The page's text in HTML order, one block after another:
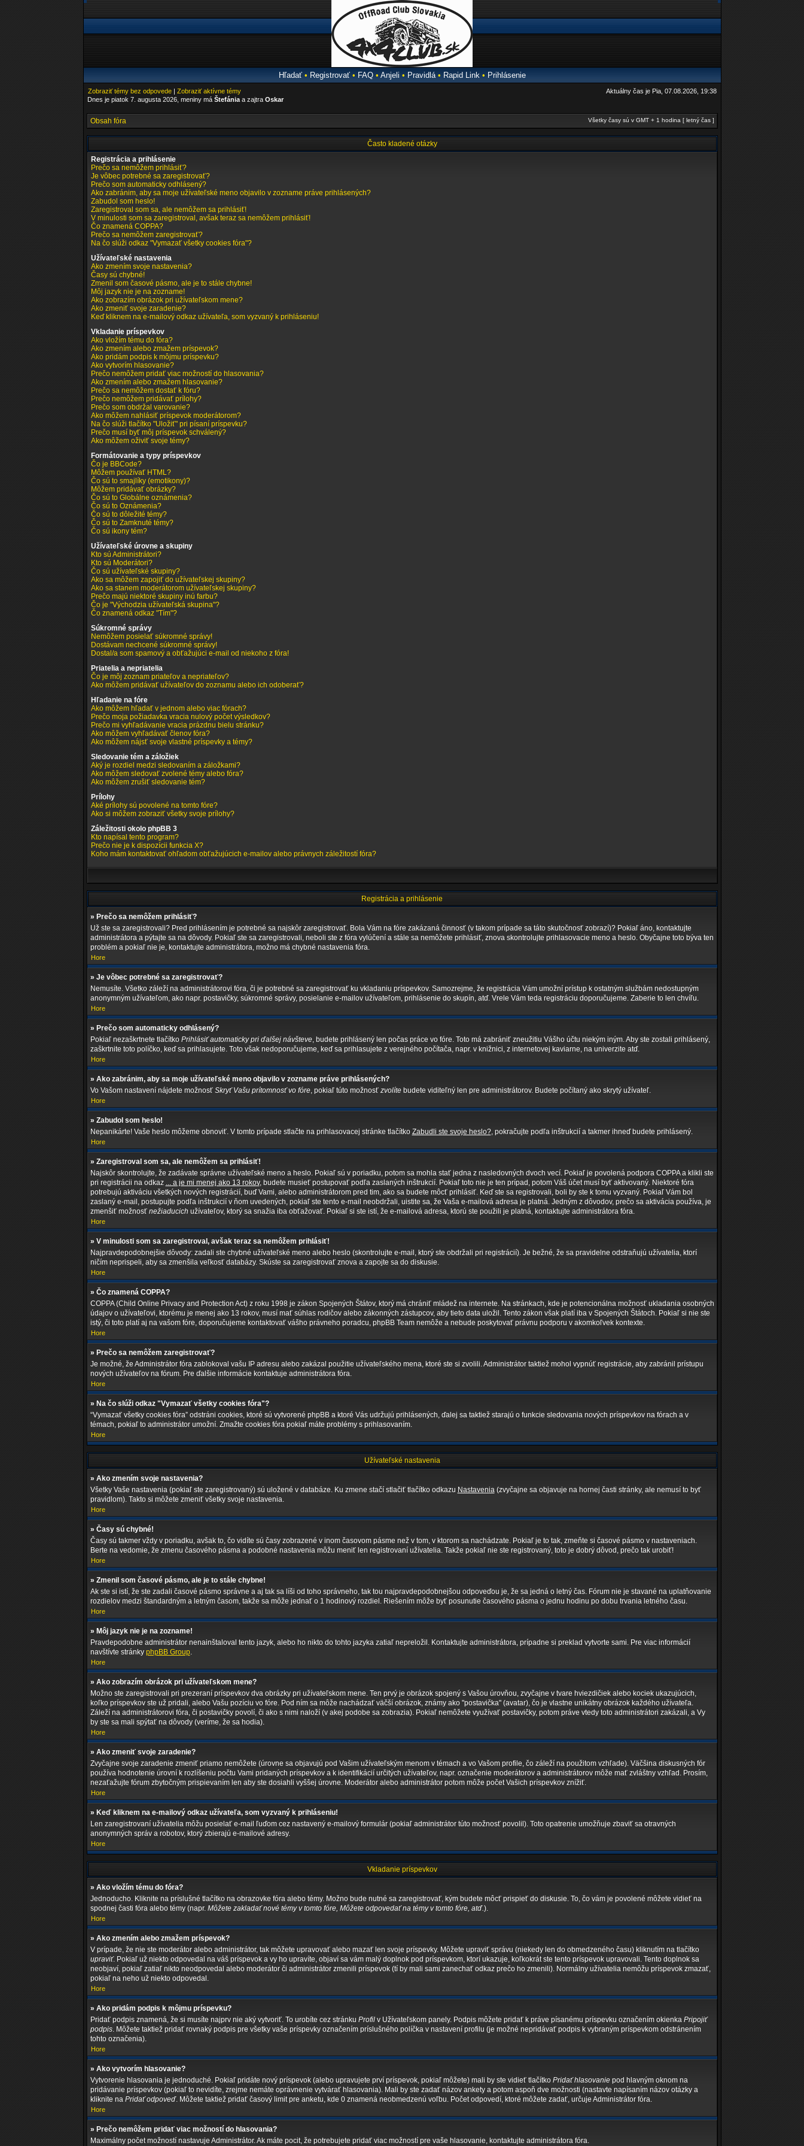
Hľadať• Registrovať• FAQ• Anjeli • Pravidlá• Rapid Link • Prihlásenie
Zobraziť témy bez odpovede| Zobraziť aktívne témy
Aktuálny čas je Pia, 07.08.2026, 19:38
Dnes je piatok 7. augusta 2026, meniny má Štefániaa zajtra Oskar
Obsah fóra Všetky časy sú v GMT + 1 hodina [ letný čas ]
Často kladené otázky
Registrácia a prihlásenie
Prečo sa nemôžem prihlásiť?
Je vôbec potrebné sa zaregistrovať?
Prečo som automaticky odhlásený?
Ako zabránim, aby sa moje užívateľské meno objavilo v zozname práve prihlásených?
Zabudol som heslo!
Zaregistroval som sa, ale nemôžem sa prihlásiť!
V minulosti som sa zaregistroval, avšak teraz sa nemôžem prihlásiť!
Čo znamená COPPA?
Prečo sa nemôžem zaregistrovať?
Na čo slúži odkaz "Vymazať všetky cookies fóra"?
Užívateľské nastavenia
Ako zmením svoje nastavenia?
Časy sú chybné!
Zmenil som časové pásmo, ale je to stále chybne!
Môj jazyk nie je na zozname!
Ako zobrazím obrázok pri užívateľskom mene?
Ako zmeniť svoje zaradenie?
Keď kliknem na e-mailový odkaz užívateľa, som vyzvaný k prihláseniu!
Vkladanie príspevkov
Ako vložím tému do fóra?
Ako zmením alebo zmažem príspevok?
Ako pridám podpis k môjmu príspevku?
Ako vytvorím hlasovanie?
Prečo nemôžem pridať viac možností do hlasovania?
Ako zmením alebo zmažem hlasovanie?
Prečo sa nemôžem dostať k fóru?
Prečo nemôžem pridávať prílohy?
Prečo som obdržal varovanie?
Ako môžem nahlásiť príspevok moderátorom?
Na čo slúži tlačítko "Uložiť" pri písaní príspevku?
Prečo musí byť môj príspevok schválený?
Ako môžem oživiť svoje témy?
Formátovanie a typy príspevkov
Čo je BBCode?
Môžem používať HTML?
Čo sú to smajlíky (emotikony)?
Môžem pridávať obrázky?
Čo sú to Globálne oznámenia?
Čo sú to Oznámenia?
Čo sú to dôležité témy?
Čo sú to Zamknuté témy?
Čo sú ikony tém?
Užívateľské úrovne a skupiny
Kto sú Administrátori?
Kto sú Moderátori?
Čo sú užívateľské skupiny?
Ako sa môžem zapojiť do užívateľskej skupiny?
Ako sa stanem moderátorom užívateľskej skupiny?
Prečo majú niektoré skupiny inú farbu?
Čo je "Východzia užívateľská skupina"?
Čo znamená odkaz "Tím"?
Súkromné správy
Nemôžem posielať súkromné správy!
Dostávam nechcené súkromné správy!
Dostal/a som spamový a obťažujúci e-mail od niekoho z fóra!
Priatelia a nepriatelia
Čo je môj zoznam priateľov a nepriateľov?
Ako môžem pridávať užívateľov do zoznamu alebo ich odoberať?
Hľadanie na fóre
Ako môžem hľadať v jednom alebo viac fórach?
Prečo moja požiadavka vracia nulový počet výsledkov?
Prečo mi vyhľadávanie vracia prázdnu bielu stránku?
Ako môžem vyhľadávať členov fóra?
Ako môžem nájsť svoje vlastné príspevky a témy?
Sledovanie tém a záložiek
Aký je rozdiel medzi sledovaním a záložkami?
Ako môžem sledovať zvolené témy alebo fóra?
Ako môžem zrušiť sledovanie tém?
Prílohy
Aké prílohy sú povolené na tomto fóre?
Ako si môžem zobraziť všetky svoje prílohy?
Záležitosti okolo phpBB 3
Kto napísal tento program?
Prečo nie je k dispozícii funkcia X?
Koho mám kontaktovať ohľadom obťažujúcich e-mailov alebo právnych záležitostí fóra?
Registrácia a prihlásenie
» Prečo sa nemôžem prihlásiť?
Už ste sa zaregistrovali? Pred prihlásením je potrebné sa najskôr zaregistrovať. Bola Vám na fóre zakázaná činnosť (v takom prípade sa táto skutočnosť zobrazí)? Pokiaľ áno, kontaktujte
administrátora a pýtajte sa na dôvody. Pokiaľ ste sa zaregistrovali, neboli ste z fóra vylúčení a stále sa nemôžete prihlásiť, znova skontrolujte prihlasovacie meno a heslo. Obyčajne toto býva ten
problém a pokiaľ nie je, kontaktujte administrátora, možno má chybné nastavenia fóra.
Hore
» Je vôbec potrebné sa zaregistrovať?
Nemusíte. Všetko záleží na administrátorovi fóra, či je potrebné sa zaregistrovať ku vkladaniu príspevkov. Samozrejme, že registrácia Vám umožní prístup k ostatným službám nedostupným
anonymným užívateľom, ako napr. postavičky, súkromné správy, posielanie e-mailov užívateľom, prihlásenie do skupín, atď. Vrele Vám teda registráciu doporučujeme. Zaberie to len chvíľu.
Hore
» Prečo som automaticky odhlásený?
Pokiaľ nezaškrtnete tlačítko Prihlásiť automaticky pri ďalšej návšteve, budete prihlásený len počas práce vo fóre. Toto má zabrániť zneužitiu Vášho účtu niekým iným. Aby ste zostali prihlásený,
zaškrtnite toto políčko, keď sa prihlasujete. Toto však nedoporučujeme, keď sa prihlasujete z verejného počítača, napr. v knižnici, z internetovej kaviarne, na univerzite atď.
Hore
» Ako zabránim, aby sa moje užívateľské meno objavilo v zozname práve prihlásených?
Vo Vašom nastavení nájdete možnosť Skryť Vašu prítomnosť vo fóre, pokiaľ túto možnosť zvolítebudete viditeľný len pre administrátorov. Budete počítaný ako skrytý užívateľ.
Hore
» Zabudol som heslo!
Nepanikárte! Vaše heslo môžeme obnoviť. V tomto prípade stlačte na prihlasovacej stránke tlačítko Zabudli ste svoje heslo?, pokračujte podľa inštrukcií a takmer ihneď budete prihlásený.
Hore
» Zaregistroval som sa, ale nemôžem sa prihlásiť!
Najskôr skontrolujte, že zadávate správne užívateľské meno a heslo. Pokiaľ sú v poriadku, potom sa mohla stať jedna z nasledovných dvoch vecí. Pokiaľ je povolená podpora COPPA a klikli ste
pri registrácii na odkaz ... a je mi menej ako 13 rokov, budete musieť postupovať podľa zaslaných inštrukcií. Pokiaľ toto nie je ten prípad, potom Váš účet musí byť aktivovaný. Niektoré fóra
potrebujú aktiváciu všetkých nových registrácií, buď Vami, alebo administrátorom pred tim, ako sa budete môcť prihlásiť. Keď ste sa registrovali, boli by ste k tomu vyzvaný. Pokiaľ Vám bol
zaslaný e-mail, postupujte podľa inštrukcií v ňom uvedených, pokiaľ ste tento e-mail neobdržali, uistite sa, že Vaša e-mailová adresa je platná. Jedným z dôvodov, prečo sa aktivácia používa, je
zmenšiť možnosť nežiaducich užívateľov, ktorý sa snažia iba obťažovať. Pokiaľ si ste istí, že e-mailová adresa, ktorú ste použili je platná, kontaktujte administrátora fóra.
Hore
» V minulosti som sa zaregistroval, avšak teraz sa nemôžem prihlásiť!
Najpravdepodobnejšie dôvody: zadali ste chybné užívateľské meno alebo heslo (skontrolujte e-mail, ktorý ste obdržali pri registrácií). Je bežné, že sa pravidelne odstraňujú užívatelia, ktorí
ničím neprispeli, aby sa zmenšila veľkosť databázy. Skúste sa zaregistrovať znova a zapojte sa do diskusie.
Hore
» Čo znamená COPPA?
COPPA (Child Online Privacy and Protection Act) z roku 1998 je zákon Spojených Štátov, ktorý má chrániť mládež na internete. Na stránkach, kde je potencionálna možnosť ukladania osobných
údajov o užívateľovi, ktorému je menej ako 13 rokov, musí mať súhlas rodičov alebo zákonných zástupcov, aby tieto data uložil. Tento zákon však platí iba v Spojených Štátoch. Pokiaľ si nie ste
istý, či toto platí aj na vašom fóre, doporučujeme kontaktovať vášho právneho poradcu, phpBB Team nemôže a nebude poskytovať právnu podporu v akomkoľvek kontexte.
Hore
» Prečo sa nemôžem zaregistrovať?
Je možné, že Administrátor fóra zablokoval vašu IP adresu alebo zakázal použitie užívateľského mena, ktoré ste si zvolili. Administrátor taktiež mohol vypnúť registrácie, aby zabránil prístupu
nových užívateľov na fórum. Pre ďalšie informácie kontaktuje administrátora fóra.
Hore
» Na čo slúži odkaz "Vymazať všetky cookies fóra"?
“Vymazať všetky cookies fóra” odstráni cookies, ktoré sú vytvorené phpBB a ktoré Vás udržujú prihlásených, ďalej sa taktiež starajú o funkcie sledovania nových príspevkov na fórach a v
témach, pokiaľ to administrátor umožní. Zmažte cookies fóra pokiaľ máte problémy s prihlasovaním.
Hore
Užívateľské nastavenia
» Ako zmením svoje nastavenia?
Všetky Vaše nastavenia (pokiaľ ste zaregistrovaný) sú uložené v databáze. Ku zmene stačí stlačiť tlačítko odkazu Nastavenia(zvyčajne sa objavuje na hornej časti stránky, ale nemusí to byť
pravidlom). Takto si môžete zmeniť všetky svoje nastavenia.
Hore
» Časy sú chybné!
Časy sú takmer vždy v poriadku, avšak to, čo vidíte sú časy zobrazené v inom časovom pásme než v tom, v ktorom sa nachádzate. Pokiaľ je to tak, zmeňte si časové pásmo v nastaveniach.
Berte na vedomie, že zmenu časového pásma a podobné nastavenia môžu meniť len registrovaní užívatelia. Takže pokiaľ nie ste registrovaný, toto je dobrý dôvod, prečo tak urobiť!
Hore
» Zmenil som časové pásmo, ale je to stále chybne!
Ak ste si istí, že ste zadali časové pásmo správne a aj tak sa líši od toho správneho, tak tou najpravdepodobnejšou odpoveďou je, že sa jedná o letný čas. Fórum nie je stavané na uplatňovanie
rozdielov medzi štandardným a letným časom, takže sa môže jednať o 1 hodinový rozdiel. Riešením môže byť posunutie časového pásma o jednu hodinu po dobu trvania letného času.
Hore
» Môj jazyk nie je na zozname!
Pravdepodobne administrátor nenainštaloval tento jazyk, alebo ho nikto do tohto jazyka zatiaľ nepreložil. Kontaktujte administrátora, prípadne si preklad vytvorte sami. Pre viac informácií
navštívte stránky phpBB Group.
Hore
» Ako zobrazím obrázok pri užívateľskom mene?
Možno ste zaregistrovali pri prezeraní príspevkov dva obrázky pri užívateľskom mene. Ten prvý je obrázok spojený s Vašou úrovňou, zvyčajne v tvare hviezdičiek alebo kociek ukazujúcich,
koľko príspevkov ste už pridali, alebo Vašu pozíciu vo fóre. Pod ním sa môže nachádzať väčší obrázok, známy ako "postavička" (avatar), čo je vlastne unikátny obrázok každého užívateľa.
Záleží na administrátorovi fóra, či postavičky povolí, či ako s nimi naloží (v akej podobe sa zobrazia). Pokiaľ nemôžete využívať postavičky, potom práve vtedy toto administrátori zakázali, a Vy
by ste sa mali spýtať na dôvody (veríme, že sa hodia).
Hore
» Ako zmeniť svoje zaradenie?
Zvyčajne svoje zaradenie zmeniť priamo nemôžete (úrovne sa objavujú pod Vašim užívateľským menom v témach a vo Vašom profile, čo záleží na použitom vzhľade). Väčšina diskusných fór
používa hodnotenie úrovní k rozlíšeniu počtu Vami pridaných príspevkov a k identifikácií určitých užívateľov, napr. označenie moderátorov a administrátorov môže mať zvláštny vzhľad. Prosím,
nezaťažujte fórum zbytočným prispievaním len aby ste dosiahli vyššej úrovne. Moderátor alebo administrátor potom môže počet Vašich príspevkov znížiť.
Hore
» Keď kliknem na e-mailový odkaz užívateľa, som vyzvaný k prihláseniu!
Len zaregistrovaní užívatelia môžu posielať e-mail ľuďom cez nastavený e-mailový formulár (pokiaľ administrátor túto možnosť povolil). Toto opatrenie umožňuje zbaviť sa otravných
anonymných správ a robotov, ktorý zbierajú e-mailové adresy.
Hore
Vkladanie príspevkov
» Ako vložím tému do fóra?
Jednoducho. Kliknite na príslušné tlačítko na obrazovke fóra alebo témy. Možno bude nutné sa zaregistrovať, kým budete môcť prispieť do diskusie. To, čo vám je povolené môžete vidieť na
spodnej časti fóra alebo témy (napr. Môžete zakladať nové témy v tomto fóre, Môžete odpovedať na témy v tomto fóre, atď.).
Hore
» Ako zmením alebo zmažem príspevok?
V prípade, že nie ste moderátor alebo administrátor, tak môžete upravovať alebo mazať len svoje príspevky. Môžete upraviť správu (niekedy len do obmedzeného času) kliknutím na tlačítko
upraviť. Pokiaľ už niekto odpovedal na váš príspevok a vy ho upravíte, objaví sa vám malý doplnok pod príspevkom, ktorí ukazuje, koľkokrát ste tento príspevok upravovali. Tento doplnok sa
neobjaví, pokiaľ zatiaľ nikto neodpovedal alebo moderátor či administrátor zmenili príspevok (tí by mali sami zanechať odkaz prečo ho zmenili). Normálny užívatelia nemôžu príspevok zmazať,
pokiaľ na neho už niekto odpovedal.
Hore
» Ako pridám podpis k môjmu príspevku?
Pridať podpis znamená, že si musíte najprv nie aký vytvoriť. To urobíte cez stránku Profilv Užívateľskom panely. Podpis môžete pridať k práve písanému príspevku označením okienka Pripojiť
podpis. Môžete taktiež pridať rovnaký podpis pre všetky vaše príspevky označením príslušného políčka v nastavení profilu (je možné nepridávať podpis k vybraným príspevkom odstránením
tohto označenia).
Hore
» Ako vytvorím hlasovanie?
Vytvorenie hlasovania je jednoduché. Pokiaľ pridáte nový príspevok (alebo upravujete prví príspevok, pokiaľ môžete) mali by ste vidieť tlačítko Pridať hlasovaniepod hlavným oknom na
pridávanie príspevkov (pokiaľ to nevidíte, zrejme nemáte oprávnenie vytvárať hlasovania). Mali by ste zadať názov ankety a potom aspoň dve možnosti (nastavte napísaním názov otázky a
kliknite na Pridať odpoveď. Môžete taktiež pridať časový limit pre anketu, kde 0 znamená neobmedzenú voľbu. Počet odpovedí, ktoré môžete zadať, určuje Administrátor fóra.
Hore
» Prečo nemôžem pridať viac možností do hlasovania?
Maximálny počet možností nastavuje Administrátor. Ak máte pocit, že potrebujete pridať viac možností pre vaše hlasovanie, kontaktujte administrátora fóra.